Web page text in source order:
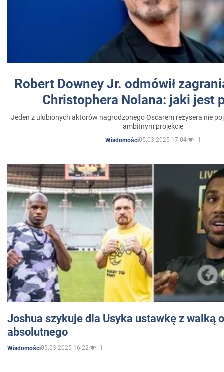
Robert Downey Jr. odmówił
Christophera Nolana: jaki jest
Jeden z ulubionych aktorów nagrodzonego Oscarem reżysera nie
ambitnym projekcie
Wiadomości05.03.2025 17:04 1
Joshua szykuje dla Usyka ustawkę z walką
absolutnego
Wiadomości05.03.2025 16:22 1